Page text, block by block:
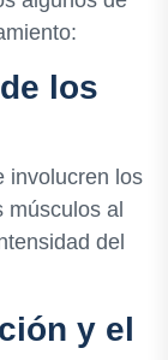
los
involucren los
músculos al
del
y el